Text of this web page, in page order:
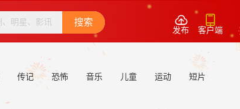
搜索 
发布

客户端
传记 恐怖 音乐 儿童 运动
短片